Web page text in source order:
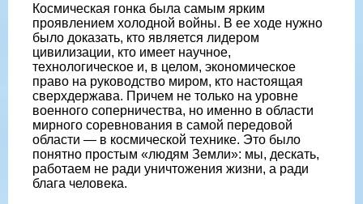
Космическая гонка была самым ярким
проявлением холодной войны. В ее ходе нужно
было доказать, кто является лидером
цивилизации, кто имеет научное,
технологическое и, в целом, экономическое
право на руководство миром, кто настоящая
сверхдержава. Причем не только на уровне
военного соперничества, но именно в области
мирного соревнования в самой передовой
области — в космической технике. Это было
понятно простым «людям Земли»: мы, дескать,
работаем не ради уничтожения жизни, а ради
блага человека.